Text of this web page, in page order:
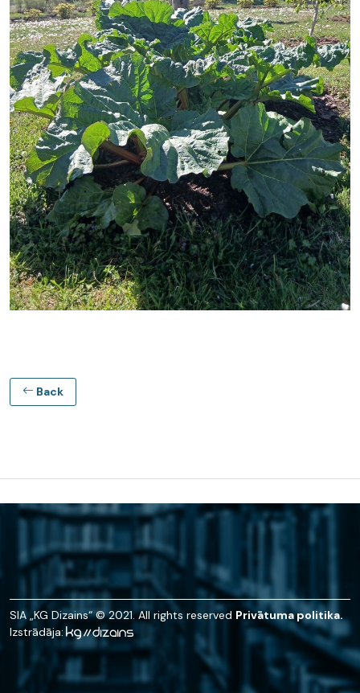
Back
SIA „KG Dizains“ © 2021. All rights reserved Privātuma politika.
Izstrādāja: